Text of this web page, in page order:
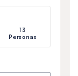
13
Personas